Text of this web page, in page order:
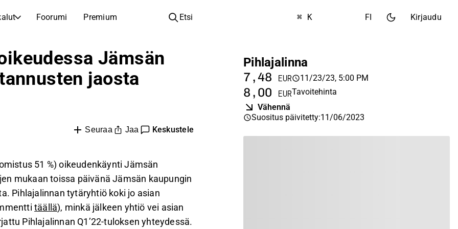
Foorumi Premium
Yhtiöt
Listautumiset
Yhtiökokouskutsut
Analyysikoulu
Salkunhaltijat
Etsi ⌘ K FI Kirjaudu
Jämsän
jaosta
Seuraa Jaa Keskustele
51 %) oikeudenkäynti Jämsän
mukaan toissa päivänä Jämsän kaupungin
Pihlajalinnan tytäryhtiö koki jo asian
täällä), minkä jälkeen yhtiö vei asian
Pihlajalinnan Q1’22-tuloksen yhteydessä.
Pihlajalinna
7,48 EUR 11/23/23, 5:00 PM
8,00 EURTavoitehinta
Vähennä
Suositus päivitetty:11/06/2023